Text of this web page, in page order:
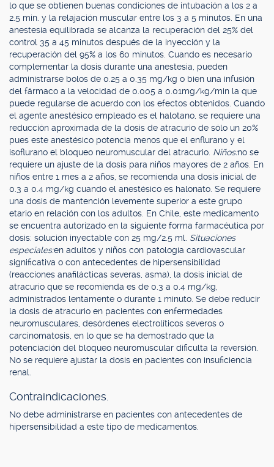
lo que se obtienen buenas condiciones de intubación a los 2 a
2.5 min. y la relajación muscular entre los 3 a 5 minutos. En una
anestesia equilibrada se alcanza la recuperación del 25% del
control 35 a 45 minutos después de la inyección y la
recuperación del 95% a los 60 minutos. Cuando es necesario
complementar la dosis durante una anestesia, pueden
administrarse bolos de 0.25 a 0.35 mg/kg o bien una infusión
del fármaco a la velocidad de 0.005 a 0.01mg/kg/min la que
puede regularse de acuerdo con los efectos obtenidos. Cuando
el agente anestésico empleado es el halotano, se requiere una
reducción aproximada de la dosis de atracurio de sólo un 20%
pues este anestésico potencia menos que el enflurano y el
isoflurano el bloqueo neuromuscular del atracurio. Niños:no se
requiere un ajuste de la dosis para niños mayores de 2 años. En
niños entre 1 mes a 2 años, se recomienda una dosis inicial de
0.3 a 0.4 mg/kg cuando el anestésico es halonato. Se requiere
una dosis de mantención levemente superior a este grupo
etario en relación con los adultos. En Chile, este medicamento
se encuentra autorizado en la siguiente forma farmacéutica por
dosis: solución inyectable con 25 mg/2.5 ml. Situaciones
especiales:en adultos y niños con patología cardiovascular
significativa o con antecedentes de hipersensibilidad
(reacciones anafilácticas severas, asma), la dosis inicial de
atracurio que se recomienda es de 0.3 a 0.4 mg/kg,
administrados lentamente o durante 1 minuto. Se debe reducir
la dosis de atracurio en pacientes con enfermedades
neuromusculares, desórdenes electrolíticos severos o
carcinomatosis, en lo que se ha demostrado que la
potenciación del bloqueo neuromuscular dificulta la reversión.
No se requiere ajustar la dosis en pacientes con insuficiencia
renal.
Contraindicaciones.
No debe administrarse en pacientes con antecedentes de
hipersensibilidad a este tipo de medicamentos.